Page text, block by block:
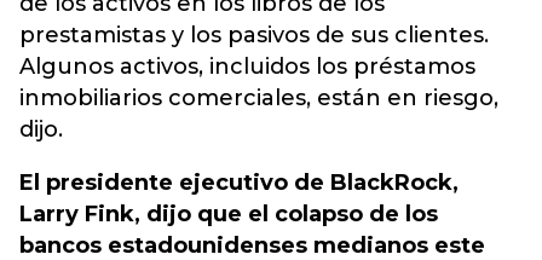
prestamistas y los pasivos de sus clientes.
Algunos activos, incluidos los préstamos
inmobiliarios comerciales, están en riesgo,
dijo.
El presidente ejecutivo de BlackRock,
Larry Fink, dijo que el colapso de los
bancos estadounidenses medianos este